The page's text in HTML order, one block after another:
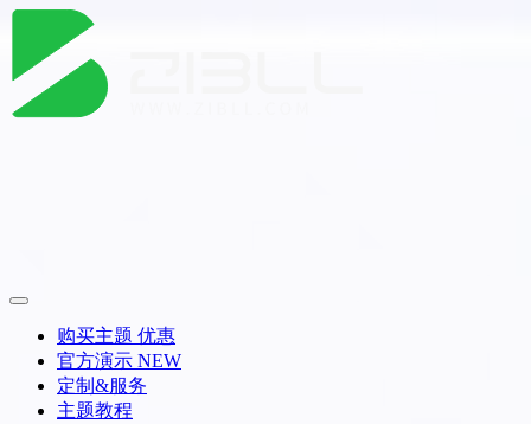
购买主题 优惠
官方演示 NEW
定制&服务
主题教程